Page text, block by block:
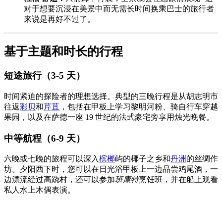
对于想要沉浸在美景中而无需长时间换乘巴士的旅行者
来说是再好不过了。
基于主题和时长的行程
短途旅行（3-5 天）
时间紧迫的探险者的理想选择。典型的三晚行程是从胡志明市
往返彩贝和芹苴 ，包括在甲板上学习黎明河粉、骑自行车穿越
果园，以及在萨德一座 19 世纪的法式豪宅旁享用烛光晚餐。
中等航程（6-9 天）
六晚或七晚的旅程可以深入槟榔屿的椰子之乡和丹洲 的丝绸作
坊。夕阳西下时，您可以在日光浴甲板上一边品尝鸡尾酒，一
边漂流经过高跷村，还可以参加班康特烹饪班，并在船上观看
私人水上木偶表演。